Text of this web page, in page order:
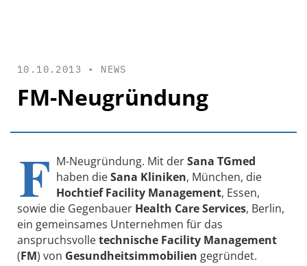
10.10.2013 • NEWS
FM-Neugründung
F M-Neugründung. Mit derSana TGmed
haben dieSana Kliniken, München, die
Hochtief Facility Management, Essen,
sowie die Gegenbauer Health Care Services, Berlin,
ein gemeinsames Unternehmen für das
anspruchsvolletechnische Facility Management
(FM) von Gesundheitsimmobilien gegründet.